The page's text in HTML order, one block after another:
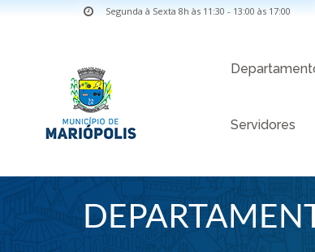
Segunda à Sexta 8h às 11:30 - 13:00 às 17:00
Servidores